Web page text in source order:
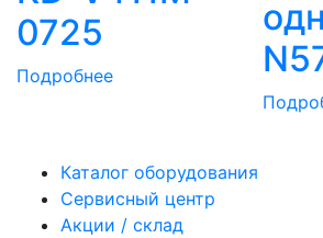
0725
Подробнее
Каталог оборудования
Сервисный центр
Акции / склад